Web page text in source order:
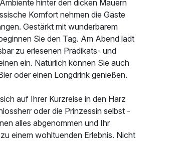
hinter den dicken Mauern
Komfort nehmen die Gäste
Gestärkt mit wunderbarem
Sie den Tag. Am Abend lädt
zu erlesenen Prädikats- und
ein. Natürlich können Sie auch
oder einen Longdrink genießen.
auf Ihrer Kurzreise in den Harz
oder die Prinzessin selbst -
alles abgenommen und Ihr
einem wohltuenden Erlebnis. Nicht